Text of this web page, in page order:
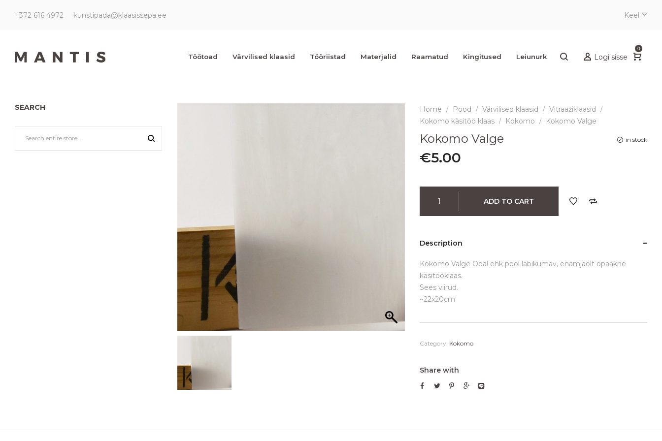
+372 616 4972 kunstipada@klaasissepa.ee Keel
Kunstipada
Kunstipada Töötoad Värvilised klaasid Tööriistad Materjalid Raamatud Kingitused Leiunurk Logi sisse
0
Home / Pood / Värvilised klaasid / Vitraažiklaasid /
Kokomo käsitöö klaas / Kokomo / Kokomo Valge
Kokomo Valge in stock
€5.00
ADD TO CART
Description
Kokomo Valge Opal ehk pool läbikumav, enamjaolt opaakne
käsitööklaas.
Sees viirud.
~22x20cm
Category: Kokomo
Share with
SEARCH